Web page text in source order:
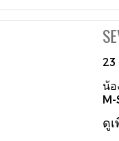
คู่รั
สา
เพื่
เฉ
ทำ
ชัด
โ
ได้
หน้
ส้ม
เ
ทัน
โด
แล
ยา
ดูมี
ขอ
บอ
เล
พร
เพื่
วั
ตำ
23
น้อ
ใ
เล
ดู